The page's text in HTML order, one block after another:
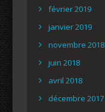
février 2019
janvier 2019
novembre 2018
juin 2018
avril 2018
décembre 2017